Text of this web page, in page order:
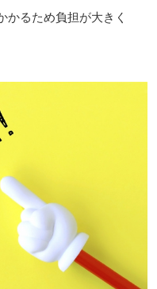
かるため負担が大きく